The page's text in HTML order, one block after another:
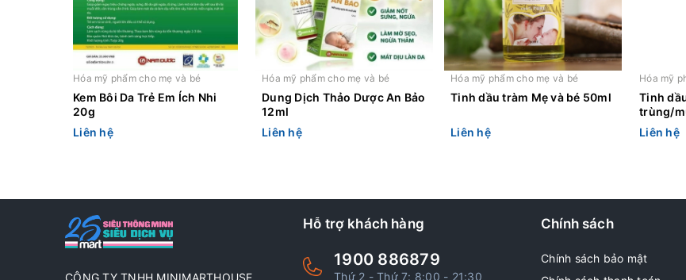
Hóa mỹ phẩm cho mẹ và bé
Kem Bôi Da Trẻ Em Ích Nhi
20g
Liên hệ
Hóa mỹ phẩm cho mẹ và bé
Dung Dịch Thảo Dược An Bảo
12ml
Liên hệ
Hóa mỹ phẩm cho mẹ và bé
Tinh dầu tràm Mẹ và bé 50ml
Liên hệ
Hóa mỹ
Tinh
trùng/
Liên hệ
CÔNG TY TNHH MINIMARTHOUSE
Hỗ trợ khách hàng
1900 886879
Thứ 2 - Thứ 7: 8:00 - 21:30
Chính sách
Chính sách bảo mật